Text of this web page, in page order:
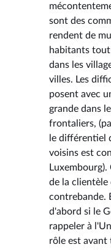
sont des
rendent de
habitants
dans les
villes. Les
posent avec
grande dans
frontaliers,
le différentiel
voisins est
Luxembourg).
de la clientèle
contrebande.
d'abord si le
rappeler à
rôle est avant